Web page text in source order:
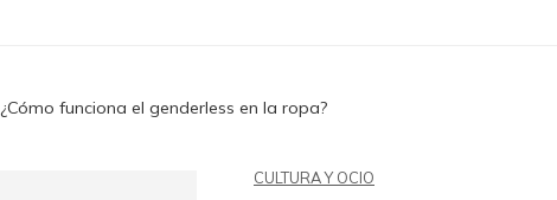
¿Cómo funciona el genderless en la ropa?
CULTURA Y OCIO